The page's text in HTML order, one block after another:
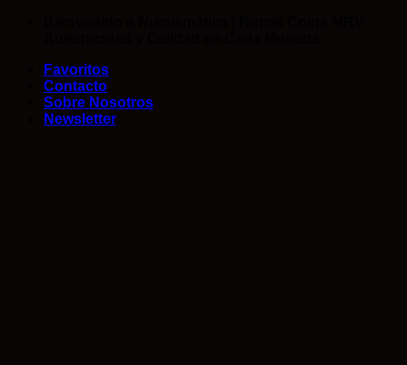
Favoritos
Contacto
Sobre Nosotros
Newsletter